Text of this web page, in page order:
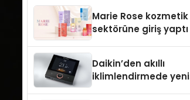
Onaylarını Aldı
Marie Rose kozmetik
sektörüne giriş yaptı
Daikin’den akıllı
iklimlendirmede yeni